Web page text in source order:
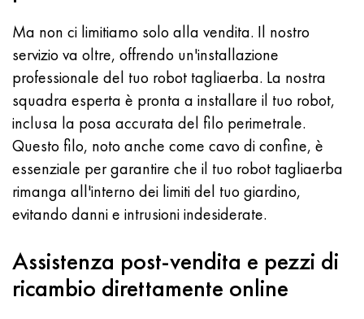
Ma non ci limitiamo solo alla vendita. Il nostro
servizio va oltre, offrendo un'installazione
professionale del tuo robot tagliaerba. La nostra
squadra esperta è pronta a installare il tuo robot,
inclusa la posa accurata del filo perimetrale.
Questo filo, noto anche come cavo di confine, è
essenziale per garantire che il tuo robot tagliaerba
rimanga all'interno dei limiti del tuo giardino,
evitando danni e intrusioni indesiderate.
Assistenza post-vendita e pezzi di
ricambio direttamente online